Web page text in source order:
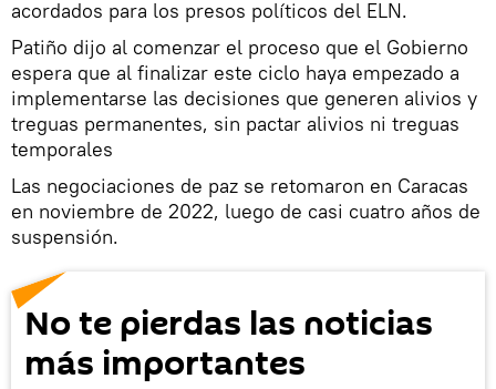
acordados para los presos políticos del ELN.
Patiño dijo al comenzar el proceso que el Gobierno
espera que al finalizar este ciclo haya empezado a
implementarse las decisiones que generen alivios y
treguas permanentes, sin pactar alivios ni treguas
temporales
Las negociaciones de paz se retomaron en Caracas
en noviembre de 2022, luego de casi cuatro años de
suspensión.
No te pierdas las noticias
más importantes